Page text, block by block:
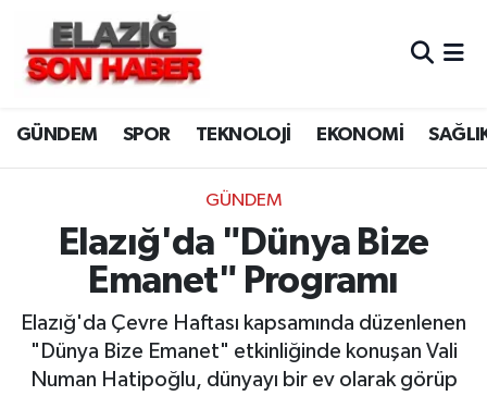
GÜNDEM SPOR TEKNOLOJİ EKONOMİ
GÜNDEM
Elazığ'da "Dünya Bize
Emanet" Programı
Elazığ'da Çevre Haftası kapsamında düzenlenen
"Dünya Bize Emanet" etkinliğinde konuşan Vali
Numan Hatipoğlu, dünyayı bir ev olarak görüp
CANLI YAYIN
ASAYİŞ
BİLİM VE TEKNOLOJİ
DÜNYA
EKONOMİ
Merkez Hava Durumu
Merkez Trafik Yoğunluk Haritası
Süper Lig Puan Durumu ve Fikstür
Tüm Manşetler
Haber Arşivi